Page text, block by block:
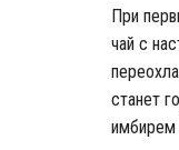
При
чай с
станет
имбирем